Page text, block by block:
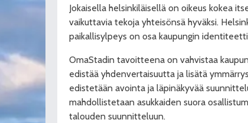
Jokaisella helsinkiläisellä on oikeus kokea
vaikuttavia tekoja yhteisönsä hyväksi.
paikallisylpeys on osa kaupungin
OmaStadin tavoitteena on vahvistaa
edistää yhdenvertaisuutta ja lisätä
edistetään avointa ja läpinäkyvää
mahdollistetaan asukkaiden suora
talouden suunnitteluun.